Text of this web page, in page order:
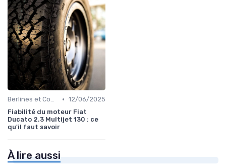
Berlines et Compactes • 12/06/2025
Fiabilité du moteur Fiat
Ducato 2.3 Multijet 130 : ce
qu'il faut savoir
À lire aussi